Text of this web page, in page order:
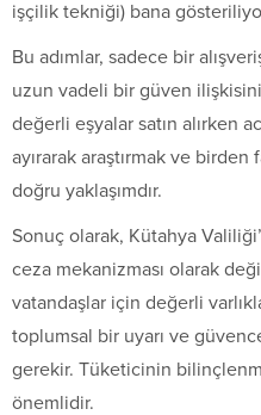
işçilik tekniği) bana
Bu adımlar, sadece bir
uzun vadeli bir güven
değerli eşyalar satın alırken
ayırarak araştırmak ve
doğru yaklaşımdır.
Sonuç olarak, Kütahya
ceza mekanizması olarak
vatandaşlar için değerli
toplumsal bir uyarı ve
gerekir. Tüketicinin
önemlidir.